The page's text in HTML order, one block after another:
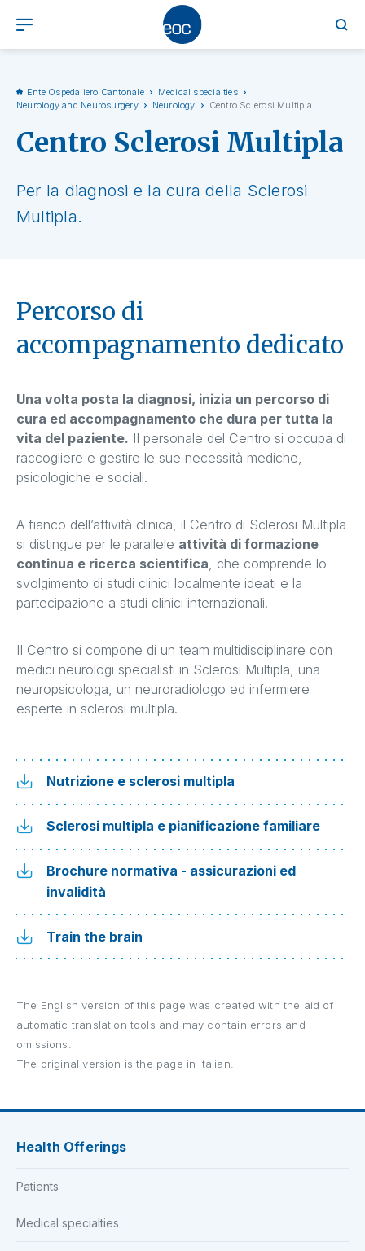
Ente Ospedaliero Cantonale
Medical specialties
Neurology and Neurosurgery
Neurology Centro Sclerosi Multipla
Centro Sclerosi Multipla
Per la diagnosi e la cura della Sclerosi
Multipla.
Percorso di
accompagnamento dedicato
Una volta posta la diagnosi, inizia un percorso di
cura ed accompagnamento che dura per tutta la
vita del paziente. Il personale del Centro si occupa di
raccogliere e gestire le sue necessità mediche,
psicologiche e sociali.
A fianco dell’attività clinica, il Centro di Sclerosi Multipla
si distingue per le parallele attività di formazione
continua e ricerca scientifica , che comprende lo
svolgimento di studi clinici localmente ideati e la
partecipazione a studi clinici internazionali.
Il Centro si compone di un team multidisciplinare con
medici neurologi specialisti in Sclerosi Multipla, una
neuropsicologa, un neuroradiologo ed infermiere
esperte in sclerosi multipla.
Nutrizione e sclerosi multipla
Sclerosi multipla e pianificazione familiare
Brochure normativa - assicurazioni ed
invalidità
Train the brain
The English version of this page was created with the aid of
automatic translation tools and may contain errors and
omissions.
The original version is the page in Italian
Health Offerings
Patients
Medical specialties